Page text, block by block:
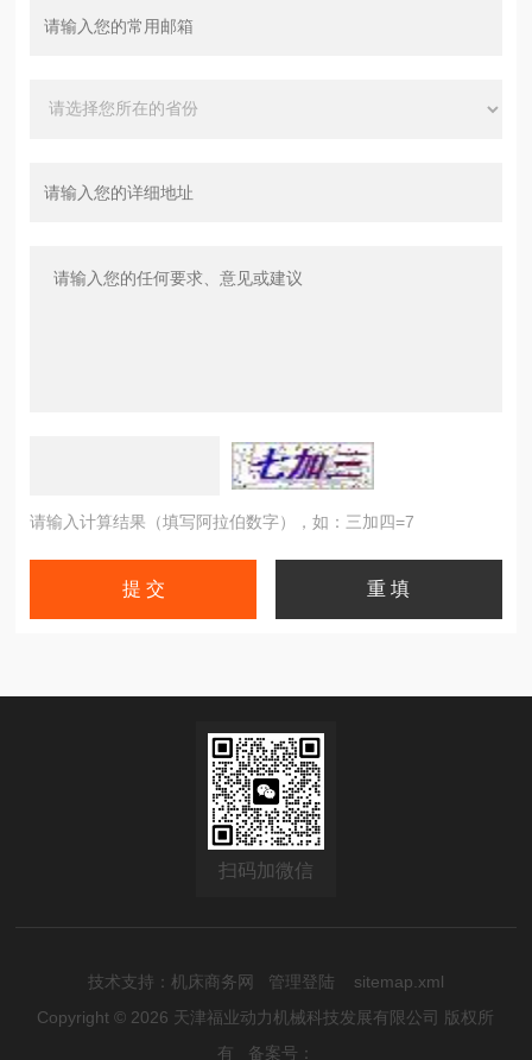
请输入计算结果（填写阿拉伯数字），如：三加四=7
扫码加微信
技术支持： 机床商务网 管理登陆
sitemap.xml
Copyright © 2026 天津福业动力机械科技发展有限公司 版权所
有 备案号：